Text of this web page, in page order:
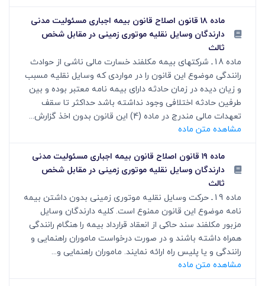
ماده ۱۸ قانون اصلاح قانون بیمه اجباری مسئولیت مدنی
دارندگان وسایل نقلیه موتوری زمینی در مقابل شخص
ثالث
ماده 18ـ شرکتهای بیمه مکلفند خسارت مالی ناشی از حوادث
رانندگی موضوع این قانون را در مواردی که وسایل نقلیه مسبب
و زیان دیده در زمان حادثه دارای بیمه نامه معتبر بوده و بین
طرفین حادثه اختلافی وجود نداشته باشد حداکثر تا سقف
تعهدات مالی مندرج در ماده (4) این قانون بدون اخذ گزارش...
مشاهده متن ماده
ماده ۱۹ قانون اصلاح قانون بیمه اجباری مسئولیت مدنی
دارندگان وسایل نقلیه موتوری زمینی در مقابل شخص
ثالث
ماده 19ـ حرکت وسایل نقلیه موتوری زمینی بدون داشتن بیمه
نامه موضوع این قانون ممنوع است. کلیه دارندگان وسایل
مزبور مکلفند سند حاکی از انعقاد قرارداد بیمه را هنگام رانندگی
همراه داشته باشند و در صورت درخواست ماموران راهنمایی و
رانندگی و یا پلیس راه ارائه نمایند. ماموران راهنمایی و...
مشاهده متن ماده